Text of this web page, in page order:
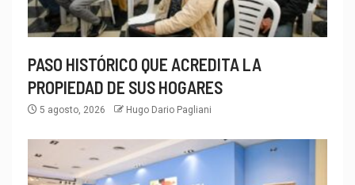
PASO HISTÓRICO QUE ACREDITA LA
PROPIEDAD DE SUS HOGARES
5 agosto, 2026 Hugo Dario Pagliani